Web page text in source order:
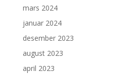
mars 2024
januar 2024
desember 2023
august 2023
april 2023